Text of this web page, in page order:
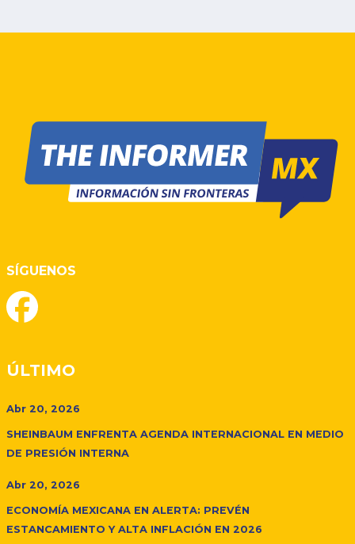
SÍGUENOS
ÚLTIMO
Abr 20, 2026
SHEINBAUM ENFRENTA AGENDA INTERNACIONAL EN MEDIO
DE PRESIÓN INTERNA
Abr 20, 2026
ECONOMÍA MEXICANA EN ALERTA: PREVÉN
ESTANCAMIENTO Y ALTA INFLACIÓN EN 2026